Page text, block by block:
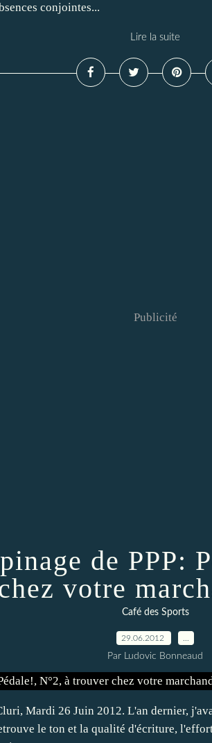
conjointes...
Lire la suite
Publicité
de PPP:
votre
Café des Sports
29.06.2012
Par Ludovic Bonneaud
Mardi 26 Juin 2012. L'an dernier,
le ton et la qualité d'écriture,